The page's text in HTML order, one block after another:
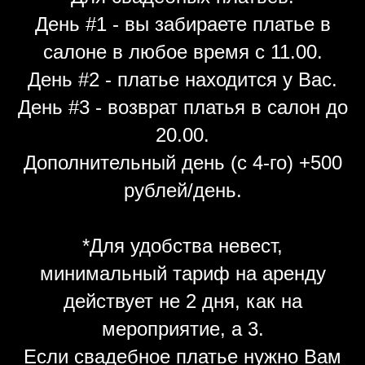
День #1 - вы забираете платье в
салоне в любое время с 11.00.
День #2 - платье находится у Вас.
День #3 - возврат платья в салон до
20.00.
Дополнительный день (с 4-го) +500
рублей/день.
*Для удобства невест,
минимальный тариф на аренду
действует не 2 дня, как на
мероприятие, а 3.
Если свадебное платье нужно Вам